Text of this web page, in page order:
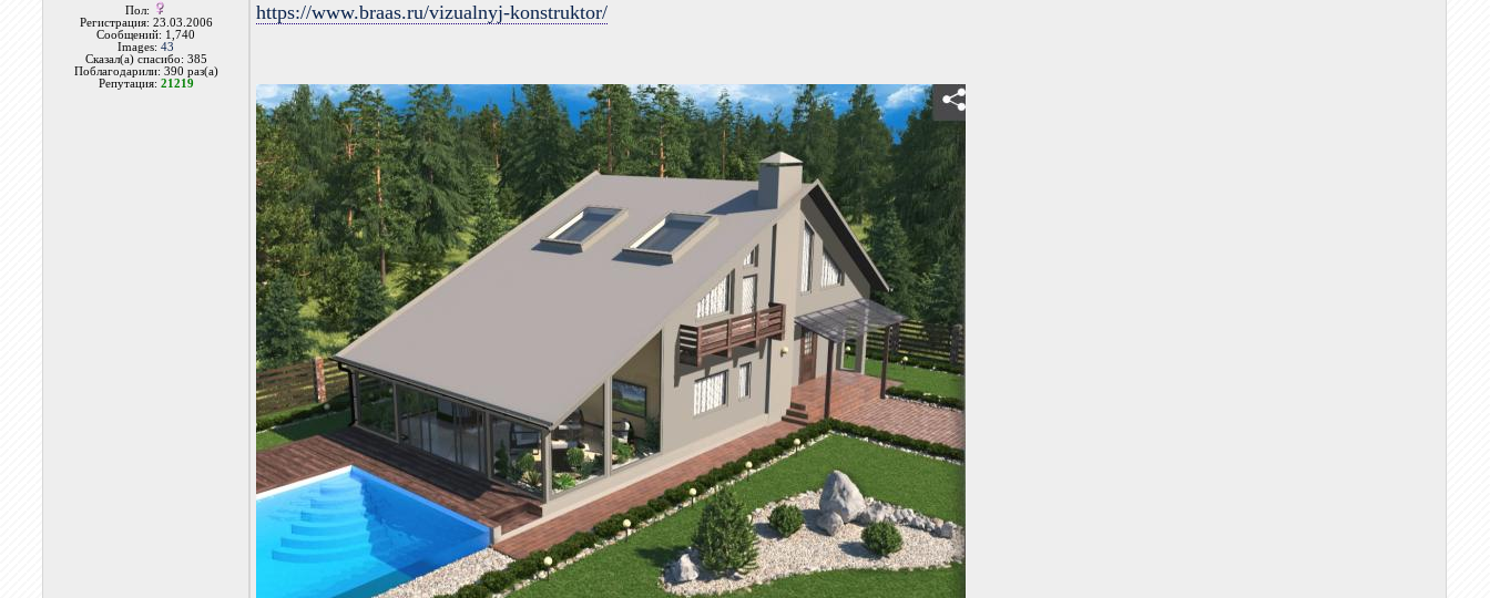
Пол:
Регистрация: 23.03.2006
Сообщений: 1,740
Images:43
Сказал(а) спасибо: 385
Поблагодарили: 390 раз(а)
Репутация: 21219
https://www.braas.ru/vizualnyj-konstruktor/